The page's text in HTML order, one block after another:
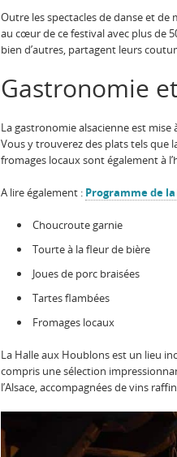
Outre les spectacles de danse et
au cœur de ce festival avec plus de
bien d’autres, partagent leurs
Gastronomie
La gastronomie alsacienne est
Vous y trouverez des plats tels que
fromages locaux sont également à
A lire également : Programme de la
Choucroute garnie
Tourte à la fleur de bière
Joues de porc braisées
Tartes flambées
Fromages locaux
La Halle aux Houblons est un lieu
compris une sélection
l’Alsace, accompagnées de vins